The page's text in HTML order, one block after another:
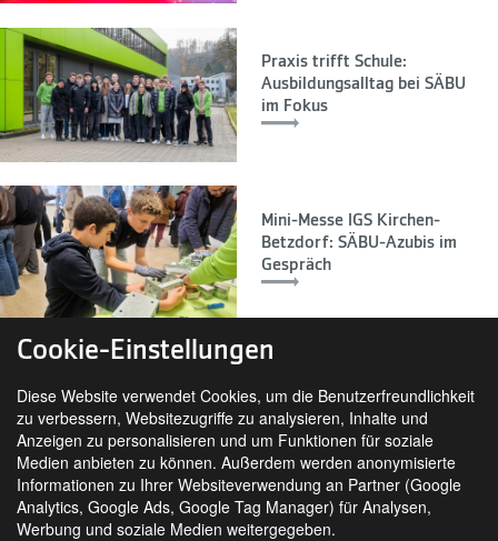
Praxis trifft Schule:
Ausbildungsalltag bei SÄBU
im Fokus
Mini-Messe IGS Kirchen-
Betzdorf: SÄBU-Azubis im
Gespräch
SIE FINDEN UNS AUCH AUF
Cookie-Einstellungen
Diese Website verwendet Cookies, um die Benutzerfreundlichkeit
zu verbessern, Websitezugriffe zu analysieren, Inhalte und
Anzeigen zu personalisieren und um Funktionen für soziale
Medien anbieten zu können. Außerdem werden anonymisierte
Informationen zu Ihrer Websiteverwendung an Partner (Google
Analytics, Google Ads, Google Tag Manager) für Analysen,
Werbung und soziale Medien weitergegeben.